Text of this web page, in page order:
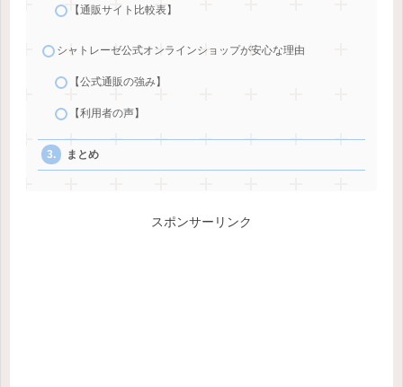
【通販サイト比較表】
シャトレーゼ公式オンラインショップが安心な理由
【公式通販の強み】
【利用者の声】
まとめ
スポンサーリンク